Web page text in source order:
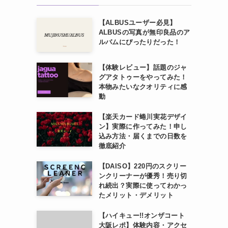
【ALBUSユーザー必見】
ALBUSの写真が無印良品のア
ルバムにぴったりだった！
【体験レビュー】話題のジャ
グアタトゥーをやってみた！
本物みたいなクオリティに感
動
【楽天カード蜷川実花デザイ
ン】実際に作ってみた！申し
込み方法・届くまでの日数を
徹底紹介
【DAISO】220円のスクリー
ンクリーナーが優秀！売り切
れ続出？実際に使ってわかっ
たメリット・デメリット
【ハイキュー!!オンザコート
大阪レポ】体験内容・アクセ